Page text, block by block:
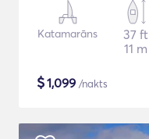
Katamarāns
37 ft
11 m
$1,099 /nakts